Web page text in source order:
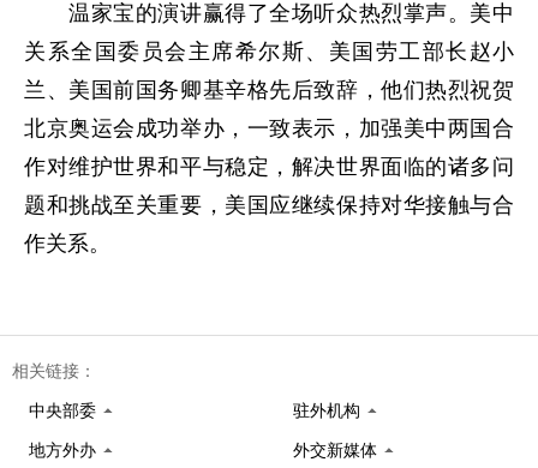
温家宝的演讲赢得了全场听众热烈掌声。美中
关系全国委员会主席希尔斯、美国劳工部长赵小
兰、美国前国务卿基辛格先后致辞，他们热烈祝贺
北京奥运会成功举办，一致表示，加强美中两国合
作对维护世界和平与稳定，解决世界面临的诸多问
题和挑战至关重要，美国应继续保持对华接触与合
作关系。
相关链接：
中央部委 驻外机构
地方外办 外交新媒体